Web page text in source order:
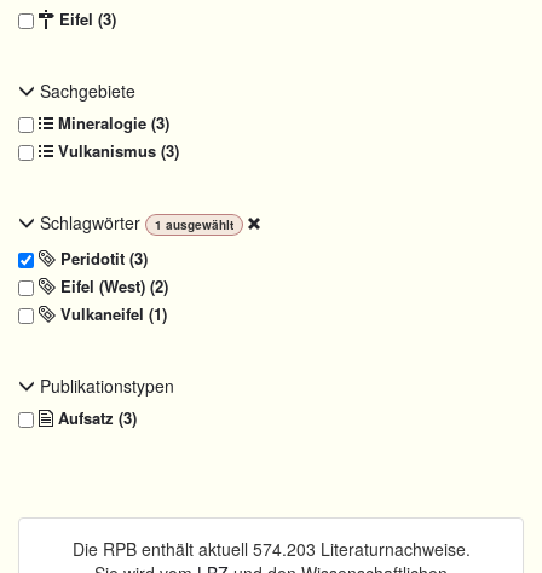
Eifel (3)
Sachgebiete
Mineralogie (3)
Vulkanismus (3)
Schlagwörter 1 ausgewählt
Peridotit (3)
Eifel (West) (2)
Vulkaneifel (1)
Publikationstypen
Aufsatz (3)
Die RPB enthält aktuell 574.203 Literaturnachweise.